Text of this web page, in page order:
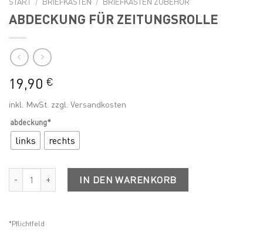
ABDECKUNG FÜR ZEITUNGSROLLE
19,90 €
inkl. MwSt. zzgl. Versandkosten
abdeckung*
links rechts
ABDECKUNG FÜR ZEITUNGSROLLE Menge
IN DEN WARENKORB
*Pflichtfeld